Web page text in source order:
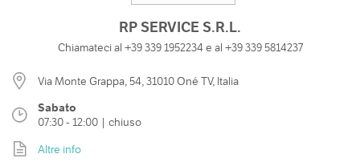
RP SERVICE S.R.L.
Chiamateci al +39 339 1952234 e al +39 339 5814237
Via Monte Grappa, 54, 31010 Oné TV, Italia
Sabato
07:30 - 12:00 | chiuso
Altre info